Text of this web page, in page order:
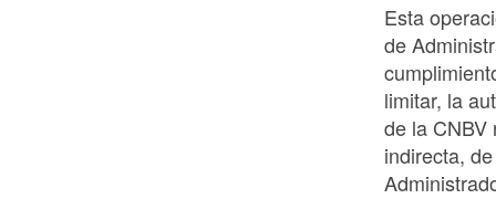
Esta
de
limitar, la
de la CNBV
indirecta,